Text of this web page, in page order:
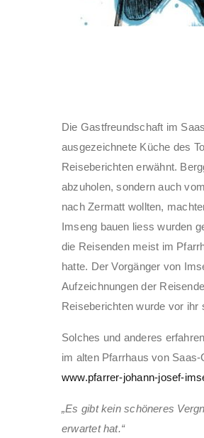
Die Gastfreundschaft im
ausgezeichnete Küche des
Reiseberichten erwähnt.
abzuholen, sondern auch
nach Zermatt wollten,
Imseng bauen liess wurden
die Reisenden meist im
hatte. Der Vorgänger von
Aufzeichnungen der
Reiseberichten wurde vor
Solches und anderes
im alten Pfarrhaus von
www.pfarrer-johann-josef-
„Es gibt kein schöneres
erwartet hat.“